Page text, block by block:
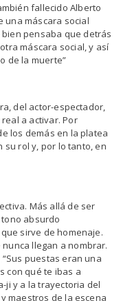
fallecido Alberto
una máscara social
pensaba que detrás
máscara social, y así
de la muerte”
del actor-espectador,
a activar. Por
los demás en la platea
su rol y, por lo tanto, en
Más allá de ser
absurdo
sirve de homenaje.
llegan a nombrar.
puestas eran una
con qué te ibas a
ji y a la trayectoria del
maestros de la escena